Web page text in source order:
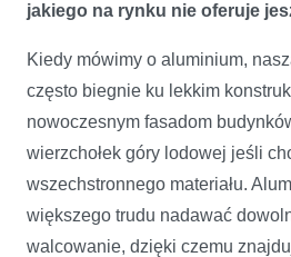
jakiego na rynku nie oferuje
Kiedy mówimy o aluminium,
często biegnie ku lekkim
nowoczesnym fasadom
wierzchołek góry lodowej jeśli
wszechstronnego materiału.
większego trudu nadawać
walcowanie, dzięki czemu